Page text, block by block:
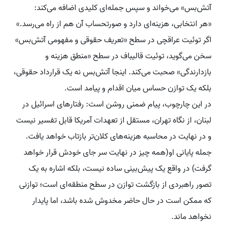
آتش‌بس» می‌خواند و سپس جمله‌ای کلیدی اضافه می‌کند:
«هر انتخابی، هزینه‌ای دارد و صورتحساب آن هم از راه می‌رسد.»
اگر توئیت عراقچی در سطح «تعریف حقوقی و مفهومی آتش‌بس»
سخن می‌گوید، توئیت قالیباف در سطح «منطق هزینه و
بازدارندگی» صحبت می‌کند. اینجا آتش‌بس نه یک قرارداد حقوقی،
بلکه یک توازن حساس میان اقدام و پیامد است.
در این چارچوب، پیام ضمنی روشن است: رفتارهای اسرائیل در
لبنان، از نگاه تهران، مستقل از تعهدات آمریکا قابل تفسیر نیست
و در نهایت در محاسبه هزینه‌های کلان‌تر بازتاب خواهد یافت.
جمله پایانی او(همه چیز در نهایت سر جای خودش قرار خواهد
گرفت) در واقع یک پیش‌بینی ساده نیست، بلکه اشاره به یک
تصور راهبردی از بازگشت توازن در سطح منطقه‌ای است؛ توازنی
که ممکن است در حال حاضر مخدوش شده باشد، اما پایدار
نخواهد ماند.